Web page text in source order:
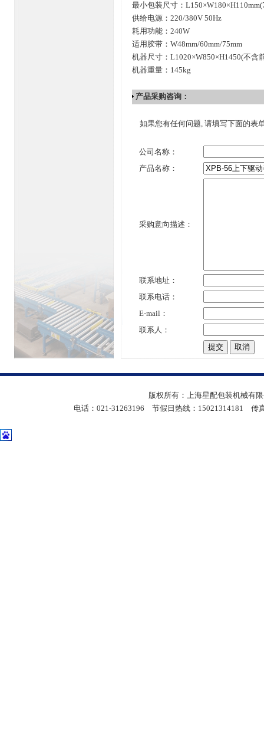
最小包装尺寸：
供给电源：220/380V 50Hz
耗用功能：240W
适用胶带：W48mm/60mm/75mm
机器尺寸：L1020×W850×H1450(不含
机器重量：145kg
产品采购咨询：
如果您有任何问题, 请填写下面的表
公司名称：
产品名称：
采购意向描述：
联系地址：
联系电话：
E-mail：
联系人：
版权所有：上海星配包装机械有
电话：021-31263196 节假日热线：15021314181 传